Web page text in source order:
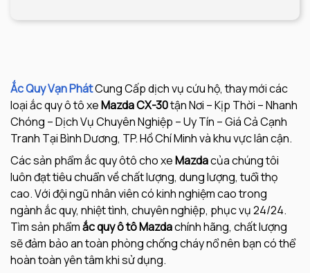
Ắc Quy Vạn PhátCung Cấp dịch vụ cứu hộ, thay mới các
loại ắc quy ô tô xeMazda CX-30tận Nơi – Kịp Thời – Nhanh
Chóng – Dịch Vụ Chuyên Nghiệp – Uy Tín – Giá Cả Cạnh
Tranh Tại Bình Dương, TP. Hồ Chí Minh và khu vực lân cận.
Các sản phẩm ắc quy ôtô cho xeMazdacủa chúng tôi
luôn đạt tiêu chuẩn về chất lượng, dung lượng, tuổi thọ
cao. Với đội ngũ nhân viên có kinh nghiệm cao trong
ngành ắc quy, nhiệt tình, chuyên nghiệp, phục vụ 24/24.
Tìm sản phẩmắc quy ô tô Mazdachính hãng, chất lượng
sẽ đảm bảo an toàn phòng chống cháy nổ nên bạn có thể
hoàn toàn yên tâm khi sử dụng.